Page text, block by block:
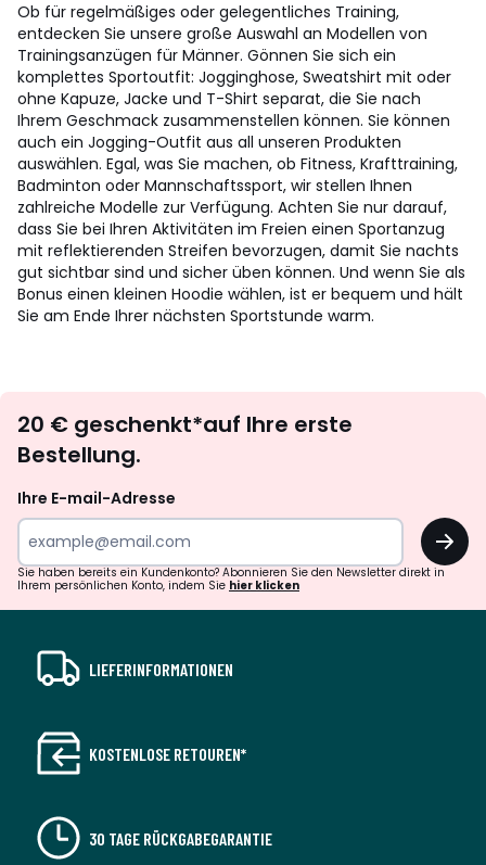
Ob für regelmäßiges oder gelegentliches Training,
entdecken Sie unsere große Auswahl an Modellen von
Trainingsanzügen für Männer. Gönnen Sie sich ein
komplettes Sportoutfit: Jogginghose, Sweatshirt mit oder
ohne Kapuze, Jacke und T-Shirt separat, die Sie nach
Ihrem Geschmack zusammenstellen können. Sie können
auch ein Jogging-Outfit aus all unseren Produkten
auswählen. Egal, was Sie machen, ob Fitness, Krafttraining,
Badminton oder Mannschaftssport, wir stellen Ihnen
zahlreiche Modelle zur Verfügung. Achten Sie nur darauf,
dass Sie bei Ihren Aktivitäten im Freien einen Sportanzug
mit reflektierenden Streifen bevorzugen, damit Sie nachts
gut sichtbar sind und sicher üben können. Und wenn Sie als
Bonus einen kleinen Hoodie wählen, ist er bequem und hält
Sie am Ende Ihrer nächsten Sportstunde warm.
abonnieren
20 € geschenkt*auf Ihre erste
Bestellung.
Ihre E-mail-Adresse
OK
Sie haben bereits ein Kundenkonto? Abonnieren Sie den Newsletter direkt in
Ihrem persönlichen Konto, indem Sie hier klicken
LIEFERINFORMATIONEN
KOSTENLOSE RETOUREN*
30 TAGE RÜCKGABEGARANTIE